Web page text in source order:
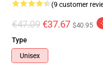
(9 customer
€47.09 €37.67 $40.95
Type
Unisex